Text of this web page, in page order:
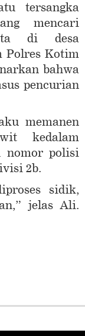
tersangka
mencari
di desa
Polres Kotim
bahwa
pencurian
memanen
kedalam
nomor polisi
2b.
sidik,
jelas Ali.